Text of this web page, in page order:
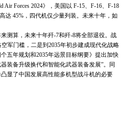
Forces 2024》，美国以 F-15、F-16、F-18
达 45%，四代机仅少量列装。未来十年，如
测算，未来十年歼-7和歼-8将全部退役。战
军门槛，二是到2035年初步建成现代化战略
五年规划和2035年远景目标纲要》提出加快
装备升级换代和智能化武器装备发展”。同
显了中国发展高性能多机型战斗机的必要